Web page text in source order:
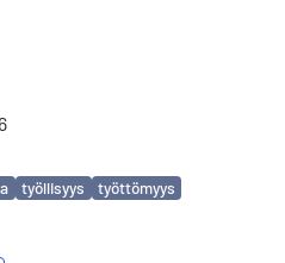
työllisyys työttömyys